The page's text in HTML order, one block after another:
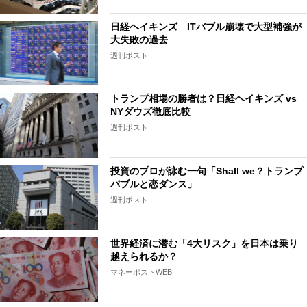
日経ヘイキンズ ITバブル崩壊で大型補強が
大失敗の過去
週刊ポスト
トランプ相場の勝者は？日経ヘイキンズ vs
NYダウズ徹底比較
週刊ポスト
投資のプロが詠む一句「Shall we？トランプ
バブルと恋ダンス」
週刊ポスト
世界経済に潜む「4大リスク」を日本は乗り
越えられるか？
マネーポストWEB